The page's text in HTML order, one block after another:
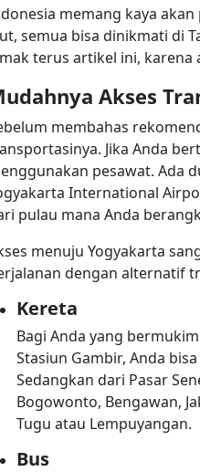
memang kaya
semua bisa dinikmati di
terus artikel ini, karena
Akses
membahas
Jika Anda
pesawat. Ada
International
pulau mana Anda
menuju Yogyakarta
dengan alternatif
Kereta
Bagi Anda yang
Stasiun Gambir, Anda
Sedangkan dari Pasar
Bogowonto, Bengawan,
Tugu atau Lempuyangan.
Bus